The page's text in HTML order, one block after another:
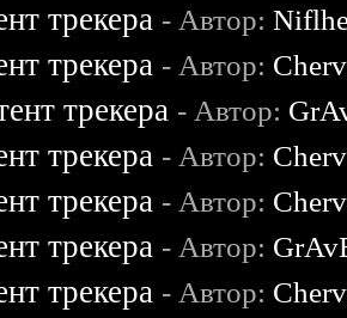
трекера - Автор:
трекера - Автор:
трекера - Автор:
трекера - Автор:
трекера - Автор:
трекера - Автор:
трекера - Автор: